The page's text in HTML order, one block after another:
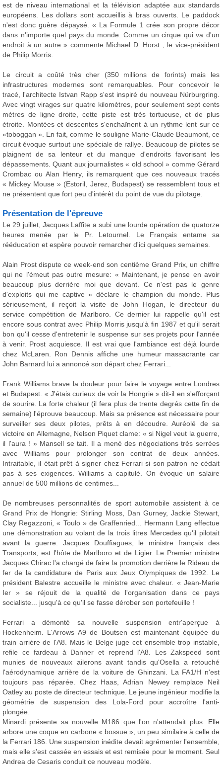
est de niveau international et la télévision adaptée aux standards
européens. Les dollars sont accueillis à bras ouverts. Le paddock
n'est donc guère dépaysé. « La Formule 1 crée son propre décor
dans n'importe quel pays du monde. Comme un cirque qui va d'un
endroit à un autre » commente Michael D. Horst , le vice-président
de Philip Morris.
Le circuit a coûté très cher (350 millions de forints) mais les
infrastructures modernes sont remarquables. Pour concevoir le
tracé, l'architecte Istvan Rapp s'est inspiré du nouveau Nürburgring.
Avec vingt virages sur quatre kilomètres, pour seulement sept cents
mètres de ligne droite, cette piste est très tortueuse, et de plus
étroite. Montées et descentes s'enchaînent à un rythme lent sur ce
«toboggan ». En fait, comme le souligne Marie-Claude Beaumont, ce
circuit évoque surtout une spéciale de rallye. Beaucoup de pilotes se
plaignent de sa lenteur et du manque d'endroits favorisant les
dépassements. Quant aux journalistes « old school » comme Gérard
Crombac ou Alan Henry, ils remarquent que ces nouveaux tracés
« Mickey Mouse » (Estoril, Jerez, Budapest) se ressemblent tous et
ne présentent que fort peu d'intérêt du point de vue du pilotage.
Présentation de l'épreuve
Le 29 juillet, Jacques Laffite a subi une lourde opération de quatorze
heures menée par le Pr. Letournel. Le Français entame sa
rééducation et espère pouvoir remarcher d'ici quelques semaines.
Alain Prost dispute ce week-end son centième Grand Prix, un chiffre
qui ne l'émeut pas outre mesure: « Maintenant, je pense en avoir
beaucoup plus derrière moi que devant. Ce n'est pas le genre
d'exploits qui me captive » déclare le champion du monde. Plus
sérieusement, il reçoit la visite de John Hogan, le directeur du
service compétition de Marlboro. Ce dernier lui rappelle qu'il est
encore sous contrat avec Philip Morris jusqu'à fin 1987 et qu'il serait
bon qu'il cesse d'entretenir le suspense sur ses projets pour l'année
à venir. Prost acquiesce. Il est vrai que l'ambiance est déjà lourde
chez McLaren. Ron Dennis affiche une humeur massacrante car
John Barnard lui a annoncé son départ chez Ferrari...
Frank Williams brave la douleur pour faire le voyage entre Londres
et Budapest. « J'étais curieux de voir la Hongrie » dit-il en s'efforçant
de sourire. La forte chaleur (il fera plus de trente degrés cette fin de
semaine) l'éprouve beaucoup. Mais sa présence est nécessaire pour
surveiller ses deux pilotes, prêts à en découdre. Auréolé de sa
victoire en Allemagne, Nelson Piquet clame: « si Nigel veut la guerre,
il l'aura ! » Mansell se tait. Il a mené des négociations très serrées
avec Williams pour prolonger son contrat de deux années.
Intraitable, il était prêt à signer chez Ferrari si son patron ne cédait
pas à ses exigences. Williams a capitulé. On évoque un salaire
annuel de 500 millions de centimes...
De nombreuses personnalités de sport automobile assistent à ce
Grand Prix de Hongrie: Stirling Moss, Dan Gurney, Jackie Stewart,
Clay Regazzoni, « Toulo » de Graffenried... Hermann Lang effectue
une démonstration au volant de la trois litres Mercedes qu'il pilotait
avant la guerre. Jacques Douffiagues, le ministre français des
Transports, est l'hôte de Marlboro et de Ligier. Le Premier ministre
Jacques Chirac l'a chargé de faire la promotion derrière le Rideau de
fer de la candidature de Paris aux Jeux Olympiques de 1992. Le
président Balestre accueille le ministre avec chaleur. « Jean-Marie
Ier » se réjouit de la qualité de l'organisation dans ce pays
socialiste... jusqu'à ce qu'il se fasse dérober son portefeuille !
Ferrari a démonté sa nouvelle suspension entr'aperçue à
Hockenheim. L'Arrows A9 de Boutsen est maintenant équipée du
train arrière de l'A8. Mais le Belge juge cet ensemble trop instable,
refile ce fardeau à Danner et reprend l'A8. Les Zakspeed sont
munies de nouveaux ailerons avant tandis qu'Osella a retouché
l'aérodynamique arrière de la voiture de Ghinzani. La FA1/H n'est
toujours pas réparée. Chez Haas, Adrian Newey remplace Neil
Oatley au poste de directeur technique. Le jeune ingénieur modifie la
géométrie de suspension des Lola-Ford pour accroître l'anti-
plongée.
Minardi présente sa nouvelle M186 que l'on n'attendait plus. Elle
arbore une coque en carbone « bossue », un peu similaire à celle de
la Ferrari 186. Une suspension inédite devait agrémenter l'ensemble,
mais elle s'est cassée en essais et est remisée pour le moment. Seul
Andrea de Cesaris conduit ce nouveau modèle.